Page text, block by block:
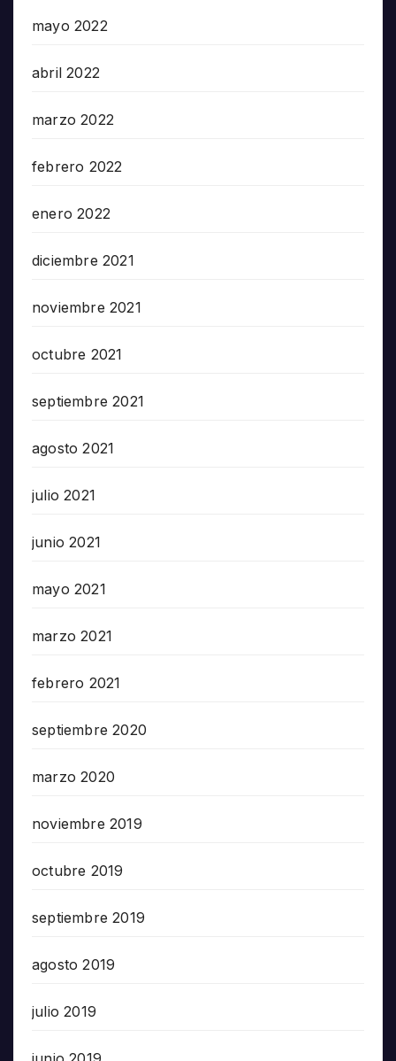
mayo 2022
abril 2022
marzo 2022
febrero 2022
enero 2022
diciembre 2021
noviembre 2021
octubre 2021
septiembre 2021
agosto 2021
julio 2021
junio 2021
mayo 2021
marzo 2021
febrero 2021
septiembre 2020
marzo 2020
noviembre 2019
octubre 2019
septiembre 2019
agosto 2019
julio 2019